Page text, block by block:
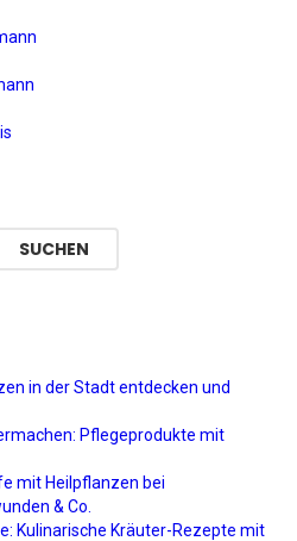
SUCHEN
in der Stadt entdecken und
Pflegeprodukte mit
mit Heilpflanzen bei
& Co.
Kulinarische Kräuter-Rezepte mit